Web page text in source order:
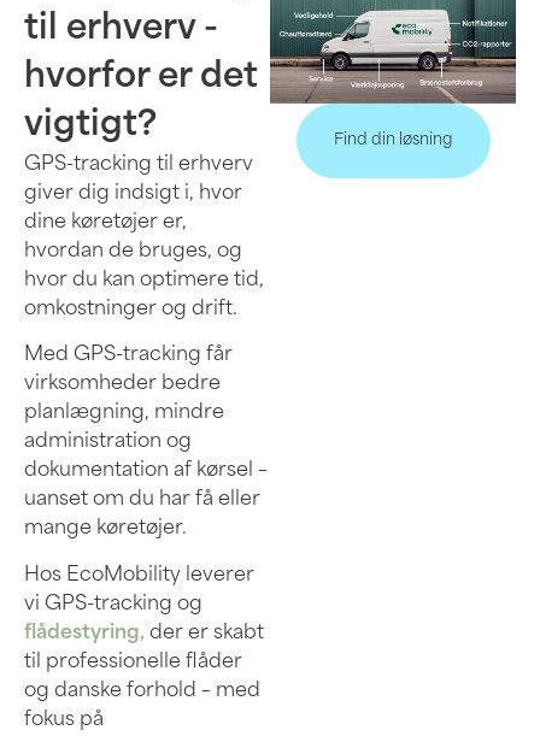
til erhverv -
hvorfor er det
vigtigt?
GPS-tracking til erhverv
giver dig indsigt i, hvor
dine køretøjer er,
hvordan de bruges, og
hvor du kan optimere tid,
omkostninger og drift.
Med GPS-tracking får
virksomheder bedre
planlægning, mindre
administration og
dokumentation af kørsel –
uanset om du har få eller
mange køretøjer.
Hos EcoMobility leverer
vi GPS-tracking og
flådestyring, der er skabt
til professionelle flåder
og danske forhold – med
fokus på
Find din løsning